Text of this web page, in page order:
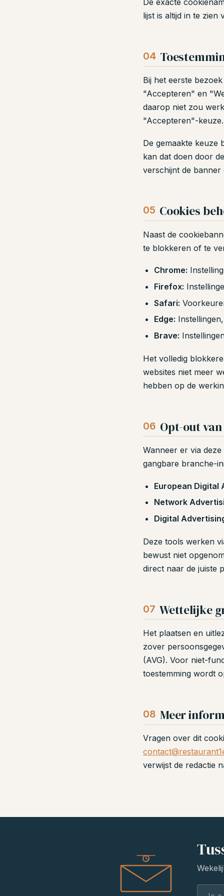
lijst is altijd in te
04
Bij het eerste
"Accepteren" en
daarop niet zou
"Accepteren"-keuze.
De gemaakte keuze
kan dat doen door
verschijnt de banner
05 Cookies
Naast de
te blokkeren of te
Chrome:
Firefox:
Safari:
Edge:
Brave:
Het volledig
websites niet meer
hebben op de
06 Opt-out
Wanneer er via
gangbare branche-
European Digital
Network
Digital
Deze tools werken
bewust niet
direct naar de juiste
07 Wettelijke
Het plaatsen en
zover
(AVG). Voor niet-
toestemming wordt
08 Meer
Vragen over dit
verwijst de redactie